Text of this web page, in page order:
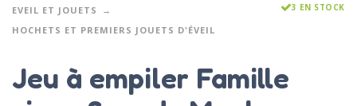
EVEIL ET JOUETS
HOCHETS ET PREMIERS JOUETS D'ÉVEIL
3 EN STOCK
Jeu à empiler Famille